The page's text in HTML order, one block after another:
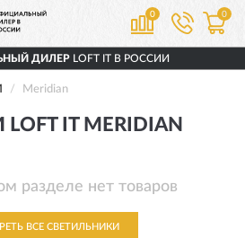
0 0
ДИЛЕРLOFT IT В РОССИИ
Meridian
IT MERIDIAN
разделе нет товаров
ВСЕ СВЕТИЛЬНИКИ